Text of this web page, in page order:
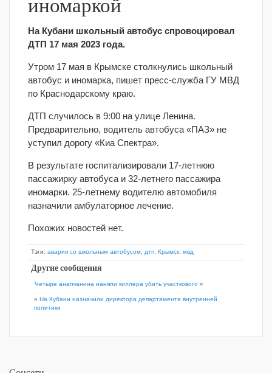
На Кубани школьный автобус спровоцировал
ДТП 17 мая 2023 года.
Утром 17 мая в Крымске столкнулись школьный
автобус и иномарка, пишет пресс-служба ГУ МВД
по Краснодарскому краю.
ДТП случилось в 9:00 на улице Ленина.
Предварительно, водитель автобуса «ПАЗ» не
уступил дорогу «Киа Спектра».
В результате госпитализировали 17-летнюю
пассажирку автобуса и 32-летнего пассажира
иномарки. 25-летнему водителю автомобиля
назначили амбулаторное лечение.
Похожих новостей нет.
Тэги: авария со школьным автобусом дтп Крымск мвд
Другие сообщения
Четыре анапчанина наняли киллера убить участкового «
» На Кубани назначили директора департамента внутренней
политики